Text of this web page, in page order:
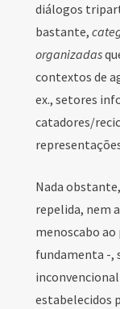
diálogos
bastante,
organizadas
contextos de
ex., setores
catadores/
Nada
repelida, nem
menoscabo
fundamenta -,
estabelecidos